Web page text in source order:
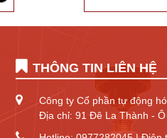
THÔNG TIN LIÊN HỆ
Công ty Cổ phần tự động
Địa chỉ: 91 Đê La Thành -